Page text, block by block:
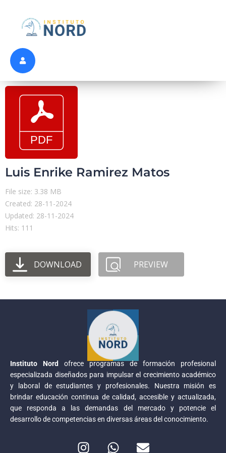
Luis Enrike Ramirez Matos
File size: 3.38 MB
Created: 28-11-2024
Updated: 28-11-2024
Hits: 111
DOWNLOAD PREVIEW
Instituto Nord
ofrece programas de formación profesional
especializada diseñados para impulsar el crecimiento académico
y laboral de estudiantes y profesionales. Nuestra misión es
brindar educación continua de calidad, accesible y actualizada,
que responda a las demandas del mercado y potencie el
desarrollo de competencias en diversas áreas del conocimiento.